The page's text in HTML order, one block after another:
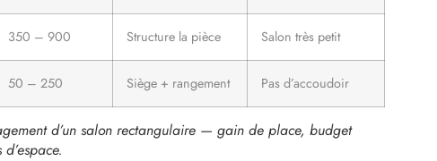
350 – 900 Structure la pièce Salon très petit
50 – 250 Siège + rangement Pas d’accoudoir
d’un salon rectangulaire — gain de place, budget